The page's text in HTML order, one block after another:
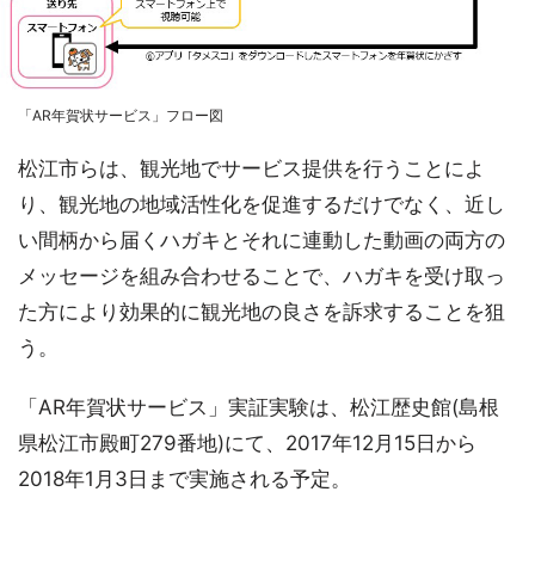
「AR年賀状サービス」フロー図
松江市らは、観光地でサービス提供を行うことによ
り、観光地の地域活性化を促進するだけでなく、近し
い間柄から届くハガキとそれに連動した動画の両方の
メッセージを組み合わせることで、ハガキを受け取っ
た方により効果的に観光地の良さを訴求することを狙
う。
「AR年賀状サービス」実証実験は、松江歴史館(島根
県松江市殿町279番地)にて、2017年12月15日から
2018年1月3日まで実施される予定。